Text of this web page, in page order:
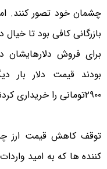
چشمان خود تصور کنند.
بازرگانی کافی بود تا
برای فروش دلارهایشان
بودند قیمت دلار بار
۲۹۰۰تومانی را خریداری کردند تا دروقت گرانی سود عایدشان شود.
توقف کاهش قیمت ارز
کننده ها که به امید